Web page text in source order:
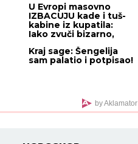
evo šta je Viktor radio
cele noći
U Evropi masovno
IZBACUJU kade i tuš-
kabine iz kupatila:
Iako zvuči bizarno,
TUŠIRANJE štedi
prostor i novac
Kraj sage: Šengelija
sam palatio i potpisao!
by Aklamator